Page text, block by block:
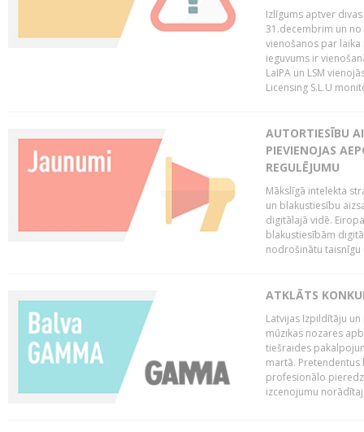
Izlīgums aptver
31.decembrim un no
vienošanos par
ieguvums ir
LaIPA un LSM
Licensing S.L.U
AUTORTIESĪBU
PIEVIENOJAS
REGULĒJUMU
Mākslīgā intelekta
un blakustiesību
digitālajā vidē.
blakustiesībām
nodrošinātu taisnīgu
ATKLĀTS
Latvijas Izpildītāju
mūzikas nozares
tiešraides
martā. Pretendentus
profesionālo
izcenojumu